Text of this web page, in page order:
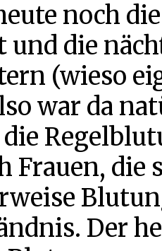
noch
und die
(wieso
war da
Frauen, die
Der